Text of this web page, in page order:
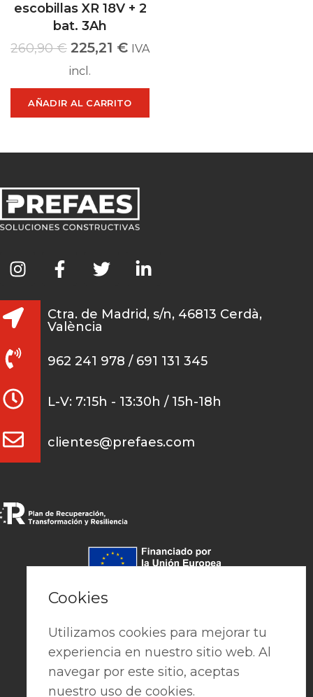
escobillas XR 18V + 2
bat. 3Ah
260,90€ 225,21 € IVA
incl.
AÑADIR AL CARRITO
Ctra. de Madrid, s/n, 46813 Cerdà,
València
962 241 978 / 691 131 345
L-V: 7:15h - 13:30h / 15h-18h
clientes@prefaes.com
Cookies
Utilizamos cookies para mejorar tu
experiencia en nuestro sitio web. Al
navegar por este sitio, aceptas
nuestro uso de cookies.